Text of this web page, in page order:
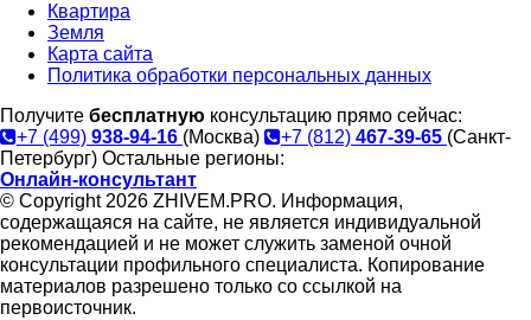
Квартира
Земля
Карта сайта
Политика обработки персональных данных
Получите бесплатную консультацию прямо сейчас:
+7 (499) 938-94-16 (Москва) +7 (812) 467-39-65 (Санкт-
Петербург) Остальные регионы:
Онлайн-консультант
© Copyright 2026 ZHIVEM.PRO. Информация,
содержащаяся на сайте, не является индивидуальной
рекомендацией и не может служить заменой очной
консультации профильного специалиста. Копирование
материалов разрешено только со ссылкой на
первоисточник.